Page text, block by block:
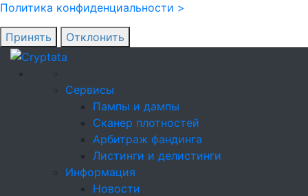
Политика конфиденциальности >
Принять Отклонить
Сервисы
Пампы и дампы
Сканер плотностей
Арбитраж фандинга
Листинги и делистинги
Информация
Новости